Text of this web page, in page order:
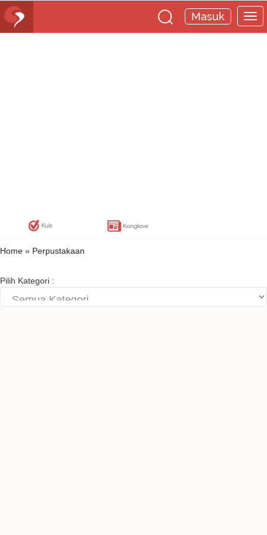
Masuk
Kuis Kongkow
Home » Perpustakaan
Pilih Kategori :